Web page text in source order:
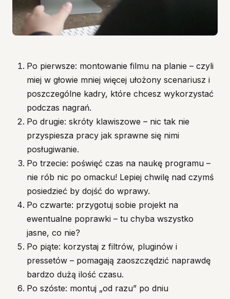
Po pierwsze: montowanie filmu na planie – czyli
miej w głowie mniej więcej ułożony scenariusz i
poszczególne kadry, które chcesz wykorzystać
podczas nagrań.
Po drugie: skróty klawiszowe – nic tak nie
przyspiesza pracy jak sprawne się nimi
posługiwanie.
Po trzecie: poświęć czas na naukę programu –
nie rób nic po omacku! Lepiej chwilę nad czymś
posiedzieć by dojść do wprawy.
Po czwarte: przygotuj sobie projekt na
ewentualne poprawki – tu chyba wszystko
jasne, co nie?
Po piąte: korzystaj z filtrów, pluginów i
pressetów – pomagają zaoszczędzić naprawdę
bardzo dużą ilość czasu.
Po szóste: montuj „od razu” po dniu